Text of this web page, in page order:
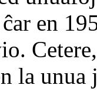
en
la unua